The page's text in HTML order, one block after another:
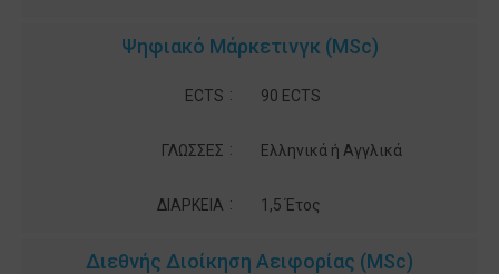
Ψηφιακό Μάρκετινγκ (MSc)
ECTS : 90 ECTS
ΓΛΩΣΣΕΣ : Ελληνικά ή Αγγλικά
ΔΙΑΡΚΕΙΑ : 1,5 Έτος
Διεθνής Διοίκηση Αειφορίας (MSc)